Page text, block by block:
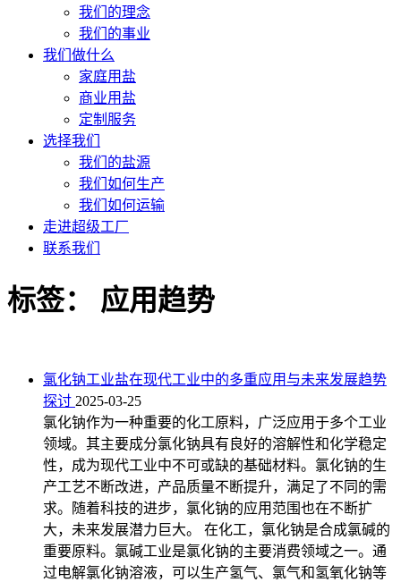
我们的理念
我们的事业
我们做什么
家庭用盐
商业用盐
定制服务
选择我们
我们的盐源
我们如何生产
我们如何运输
走进超级工厂
联系我们
标签： 应用趋势
氯化钠工业盐在现代工业中的多重应用与未来发展趋势
探讨 2025-03-25
氯化钠作为一种重要的化工原料，广泛应用于多个工业
领域。其主要成分氯化钠具有良好的溶解性和化学稳定
性，成为现代工业中不可或缺的基础材料。氯化钠的生
产工艺不断改进，产品质量不断提升，满足了不同的需
求。随着科技的进步，氯化钠的应用范围也在不断扩
大，未来发展潜力巨大。 在化工，氯化钠是合成氯碱的
重要原料。氯碱工业是氯化钠的主要消费领域之一。通
过电解氯化钠溶液，可以生产氢气、氯气和氢氧化钠等